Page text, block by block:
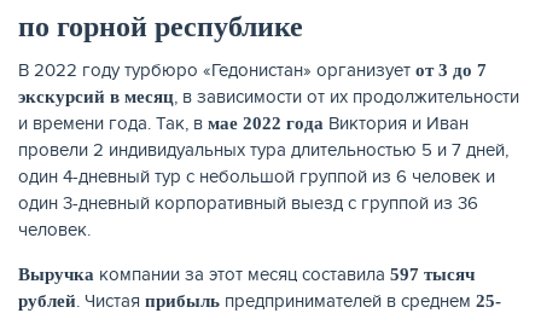
по горной республике
В 2022 году турбюро «Гедонистан» организует от 3 до 7
экскурсий в месяц, в зависимости от их продолжительности
и времени года. Так, в мае 2022 года Виктория и Иван
провели 2 индивидуальных тура длительностью 5 и 7 дней,
один 4-дневный тур с небольшой группой из 6 человек и
один 3-дневный корпоративный выезд с группой из 36
человек.
Выручка компании за этот месяц составила 597 тысяч
рублей. Чистая прибыль предпринимателей в среднем 25-